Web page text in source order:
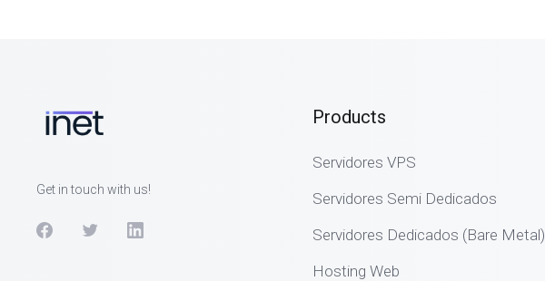
Get in touch with us!
Products
Servidores VPS
Servidores Semi Dedicados
Servidores Dedicados (Bare Metal)
Hosting Web